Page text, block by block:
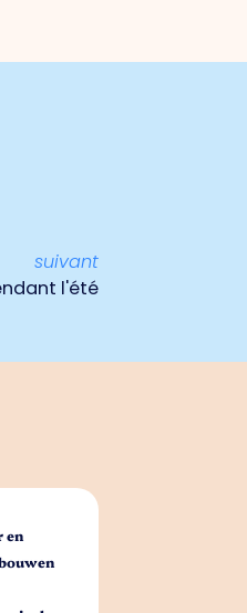
suivant
l'été
en